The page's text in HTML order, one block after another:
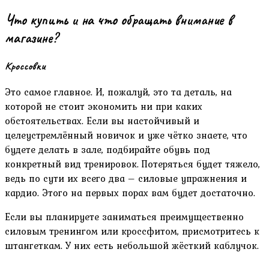
Что купить и на что обращать внимание в
магазине?
Кроссовки
Это самое главное. И, пожалуй, это та деталь, на
которой не стоит экономить ни при каких
обстоятельствах. Если вы настойчивый и
целеустремлённый новичок и уже чётко знаете, что
будете делать в зале, подбирайте обувь под
конкретный вид тренировок. Потеряться будет тяжело,
ведь по сути их всего два – силовые упражнения и
кардио. Этого на первых порах вам будет достаточно.
Если вы планируете заниматься преимущественно
силовым тренингом или кроссфитом, присмотритесь к
штангеткам. У них есть небольшой жёсткий каблучок.